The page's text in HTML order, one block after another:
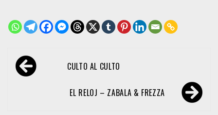
Navegación
de CULTO AL CULTO
EL RELOJ – ZABALA & FREZZA